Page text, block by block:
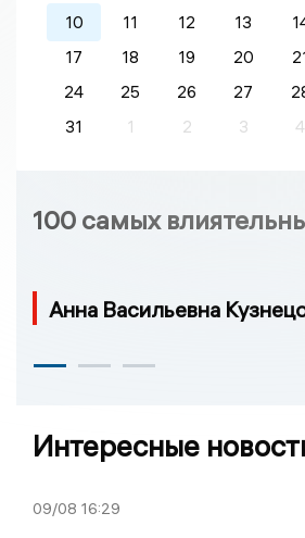
10
11 12 13
17
18 19 20
24
25 26 27
31
1 2 3 4
100 самых
Анна Васильевна
Интересные
09/08 16:29